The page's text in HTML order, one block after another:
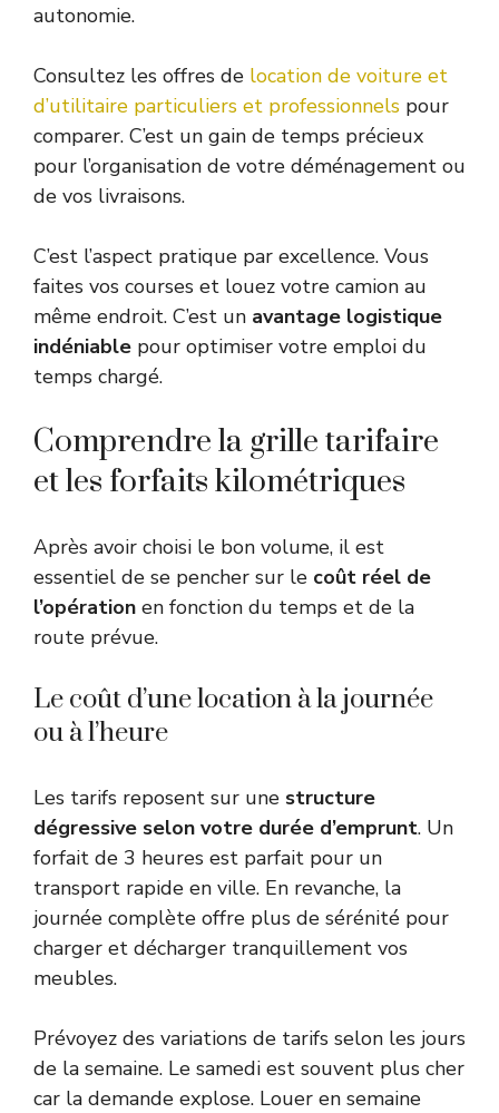
autonomie.
Consultez les offres de location de voiture et
d’utilitaire particuliers et professionnels pour
comparer. C’est un gain de temps précieux
pour l’organisation de votre déménagement ou
de vos livraisons.
C’est l’aspect pratique par excellence. Vous
faites vos courses et louez votre camion au
même endroit. C’est un avantage logistique
indéniable pour optimiser votre emploi du
temps chargé.
Comprendre la grille tarifaire
et les forfaits kilométriques
Après avoir choisi le bon volume, il est
essentiel de se pencher sur le coût réel de
l’opération en fonction du temps et de la
route prévue.
Le coût d’une location à la journée
ou à l’heure
Les tarifs reposent sur une structure
dégressive selon votre durée d’emprunt. Un
forfait de 3 heures est parfait pour un
transport rapide en ville. En revanche, la
journée complète offre plus de sérénité pour
charger et décharger tranquillement vos
meubles.
Prévoyez des variations de tarifs selon les jours
de la semaine. Le samedi est souvent plus cher
car la demande explose. Louer en semaine